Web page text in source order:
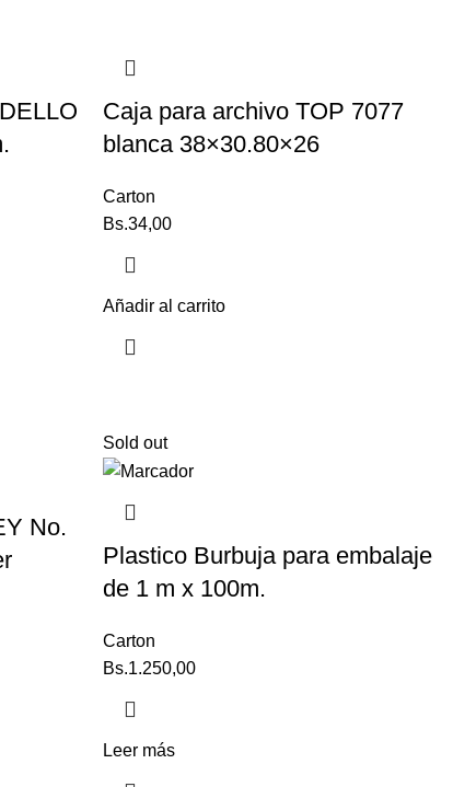
Caja para archivo TOP 7077
blanca 38×30.80×26
Carton
Bs.34,00
Añadir al carrito
No.
Sold out
Plastico Burbuja para embalaje
de 1 m x 100m.
Carton
Bs.1.250,00
Leer más